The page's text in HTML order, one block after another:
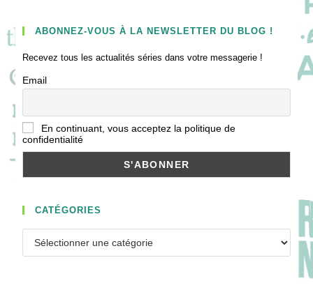
ABONNEZ-VOUS À LA NEWSLETTER DU BLOG !
Recevez tous les actualités séries dans votre messagerie !
Email
En continuant, vous acceptez la politique de
confidentialité
CATÉGORIES